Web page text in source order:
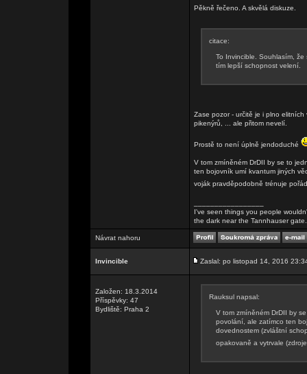
Pěkně řečeno. A skvělá diskuze.
citace:
To Invincible. Souhlasím,
tím lepší schopnost velení.
Zase pozor - určitě je i plno
pikenýrů, ... ale přitom nevelí.
Prostě to není úplně jendoduché
V tom zmíněném DrDII by se to
ten bojovník umí kvantum jiných
voják pravděpodobně trénuje
I've seen things you people
the dark near the Tannhauser
Návrat nahoru
Invincible Zaslal: po listopad 14, 2016
Založen: 18.3.2014
Příspěvky: 47
Bydliště: Praha 2
Rauksul napsal:
V tom zmíněném DrDII by
povolání, ale zatímco ten
dovednostem (zvláštní
opakovaně a vytrvale